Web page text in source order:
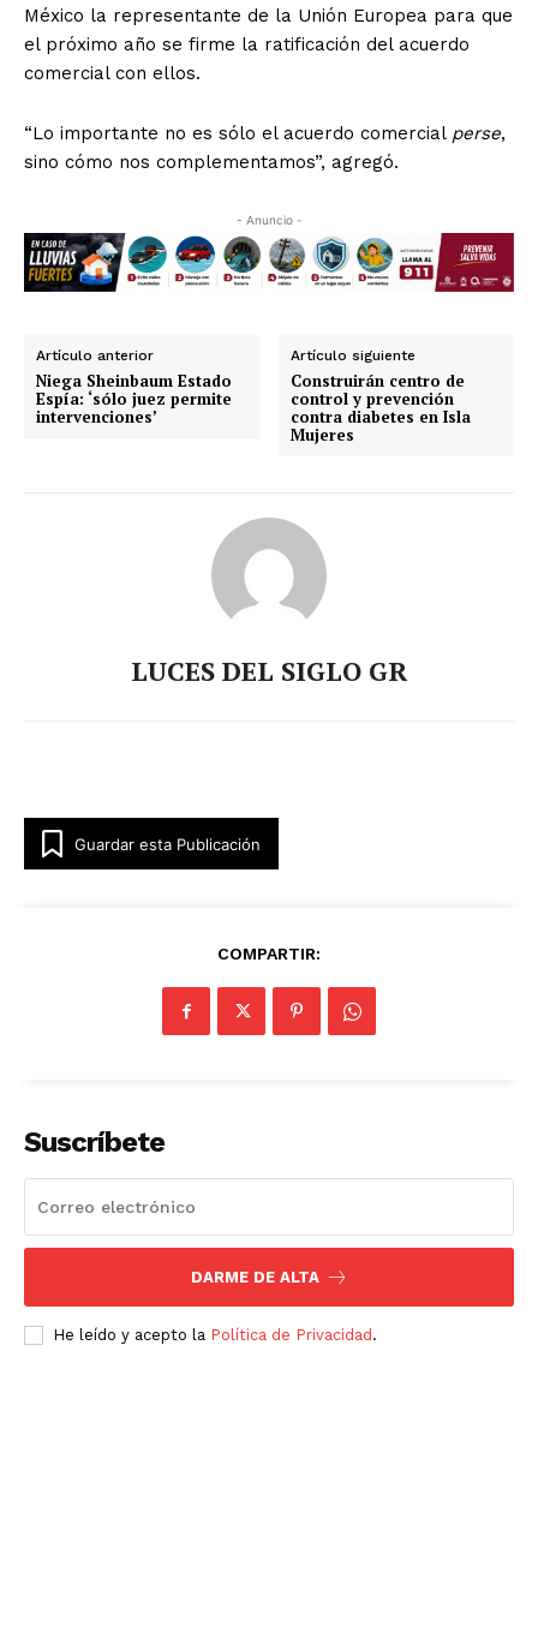
México la representante de la Unión Europea para que
el próximo año se firme la ratificación del acuerdo
comercial con ellos.
“Lo importante no es sólo el acuerdo comercial perse,
sino cómo nos complementamos”, agregó.
- Anuncio -
Artículo anterior
Niega Sheinbaum Estado
Espía: ‘sólo juez permite
intervenciones’
Artículo siguiente
Construirán centro de
control y prevención
contra diabetes en Isla
Mujeres
LUCES DEL SIGLO GR
Guardar esta Publicación
COMPARTIR:
Suscríbete
DARME DE ALTA
He leído y acepto la Política de Privacidad .